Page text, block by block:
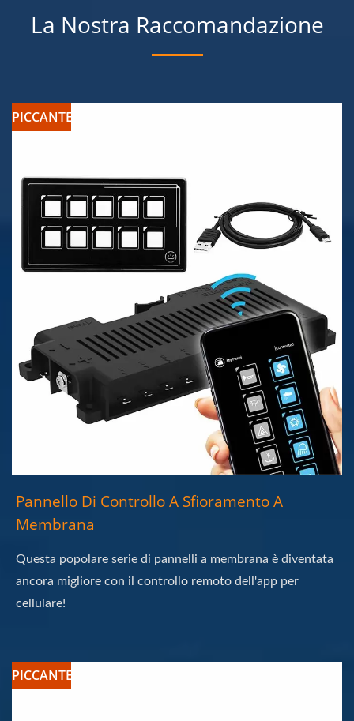
La Nostra Raccomandazione
PICCANTE
Pannello Di Controllo A Sfioramento A
Membrana
Questa popolare serie di pannelli a membrana è diventata
ancora migliore con il controllo remoto dell'app per
cellulare!
PICCANTE